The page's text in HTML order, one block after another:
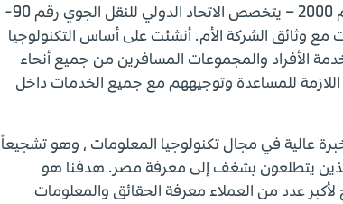
شركة مايك للسياحة حاصلة على رخصة وزارة السياحة رقم 2000 – يتخصص الاتحاد الدولي للنقل الجوي رقم 90-
مع وثائق الشركة الأم. أنشئت على أساس التكنولوجيا
الأفراد والمجموعات المسافرين من جميع أنحاء
للمساعدة وتوجيههم مع جميع الخدمات داخل
عالية في مجال تكنولوجيا المعلومات ، وهو تشجيعاً
الذين يتطلعون بشغف إلى معرفة مصر. هدفنا هو
لأكبر عدد من العملاء معرفة الحقائق والمعلومات